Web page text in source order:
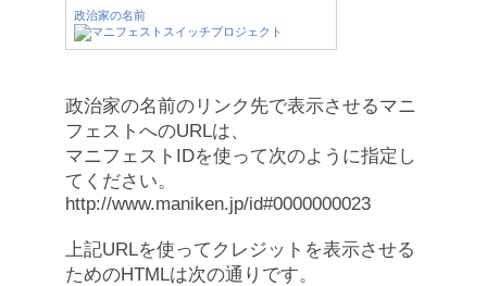
政治家の名前
政治家の名前のリンク先で表示させるマニ
フェストへのURLは、
マニフェストIDを使って次のように指定し
てください。
http://www.maniken.jp/id#0000000023
上記URLを使ってクレジットを表示させる
ためのHTMLは次の通りです。